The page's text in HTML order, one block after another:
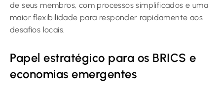
de seus membros, com processos simplificados e uma
maior flexibilidade para responder rapidamente aos
desafios locais.
Papel estratégico para os BRICS e
economias emergentes